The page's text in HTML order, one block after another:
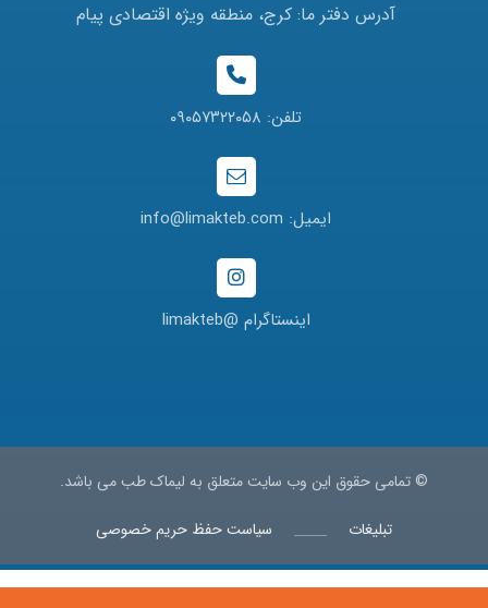
آدرس دفتر ما: کرج، منطقه ویژه اقتصادی پیام
تلفن: ۰۹۰۵۷۳۲۲۰۵۸
ایمیل: info@limakteb.com
اینستاگرام @limakteb
© تمامی حقوق این وب سایت متعلق به لیماک طب می باشد.
سیاست حفظ حریم خصوصی
تبلیغات